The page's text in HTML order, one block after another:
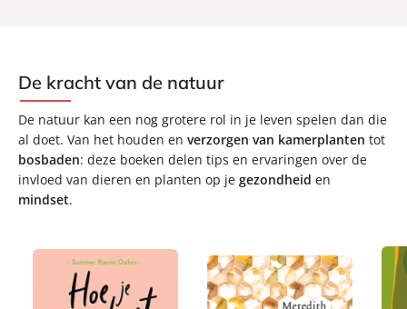
De kracht van de natuur
De natuur kan een nog grotere rol in je leven spelen dan die
al doet. Van het houden en verzorgen van kamerplanten tot
bosbaden: deze boeken delen tips en ervaringen over de
invloed van dieren en planten op je gezondheid en
mindset.